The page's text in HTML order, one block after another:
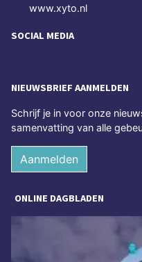
www.xyto.nl
SOCIAL MEDIA
NIEUWSBRIEF AANMELDEN
Schrijf je in voor onze
samenvatting van alle
Aanmelden
ONLINE DAGBLADEN